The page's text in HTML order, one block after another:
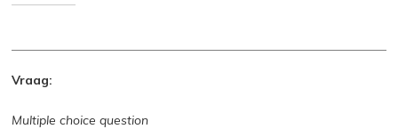
Vraag:
Multiple choice question